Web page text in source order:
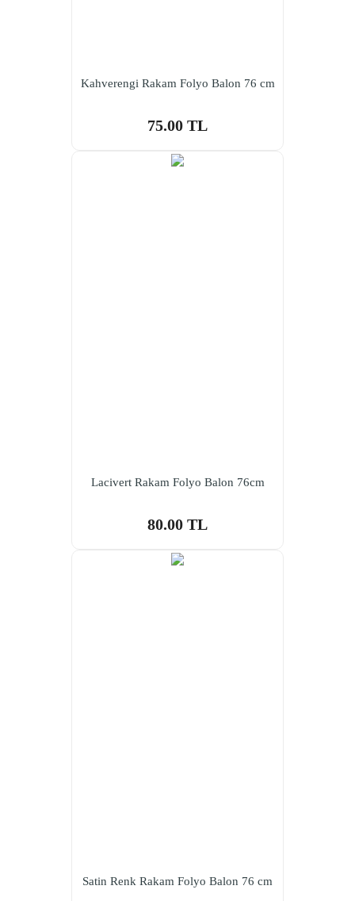
Kahverengi Rakam Folyo Balon 76 cm
75.00 TL
Lacivert Rakam Folyo Balon 76cm
80.00 TL
Satin Renk Rakam Folyo Balon 76 cm